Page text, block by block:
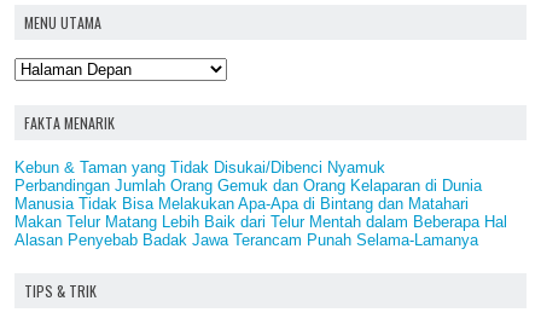
MENU UTAMA
FAKTA MENARIK
Kebun & Taman yang Tidak Disukai/Dibenci Nyamuk
Perbandingan Jumlah Orang Gemuk dan Orang Kelaparan di Dunia
Manusia Tidak Bisa Melakukan Apa-Apa di Bintang dan Matahari
Makan Telur Matang Lebih Baik dari Telur Mentah dalam Beberapa Hal
Alasan Penyebab Badak Jawa Terancam Punah Selama-Lamanya
TIPS & TRIK